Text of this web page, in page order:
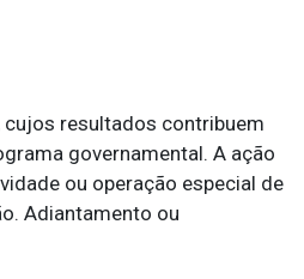
cujos resultados contribuem
governamental. A ação
ou operação especial de
Adiantamento ou